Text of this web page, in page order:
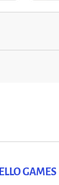
GAMES